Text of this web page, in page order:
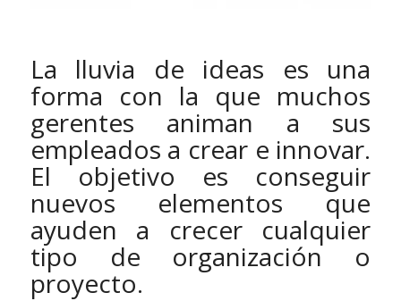
La lluvia de ideas es una
forma con la que muchos
gerentes animan a sus
empleados a crear e innovar.
El objetivo es conseguir
nuevos elementos que
ayuden a crecer cualquier
tipo de organización o
proyecto.